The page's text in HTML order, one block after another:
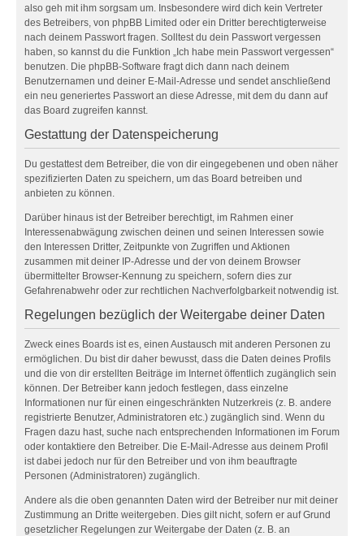
also geh mit ihm sorgsam um. Insbesondere wird dich kein Vertreter
des Betreibers, von phpBB Limited oder ein Dritter berechtigterweise
nach deinem Passwort fragen. Solltest du dein Passwort vergessen
haben, so kannst du die Funktion „Ich habe mein Passwort vergessen“
benutzen. Die phpBB-Software fragt dich dann nach deinem
Benutzernamen und deiner E-Mail-Adresse und sendet anschließend
ein neu generiertes Passwort an diese Adresse, mit dem du dann auf
das Board zugreifen kannst.
Gestattung der Datenspeicherung
Du gestattest dem Betreiber, die von dir eingegebenen und oben näher
spezifizierten Daten zu speichern, um das Board betreiben und
anbieten zu können.
Darüber hinaus ist der Betreiber berechtigt, im Rahmen einer
Interessenabwägung zwischen deinen und seinen Interessen sowie
den Interessen Dritter, Zeitpunkte von Zugriffen und Aktionen
zusammen mit deiner IP-Adresse und der von deinem Browser
übermittelter Browser-Kennung zu speichern, sofern dies zur
Gefahrenabwehr oder zur rechtlichen Nachverfolgbarkeit notwendig ist.
Regelungen bezüglich der Weitergabe deiner Daten
Zweck eines Boards ist es, einen Austausch mit anderen Personen zu
ermöglichen. Du bist dir daher bewusst, dass die Daten deines Profils
und die von dir erstellten Beiträge im Internet öffentlich zugänglich sein
können. Der Betreiber kann jedoch festlegen, dass einzelne
Informationen nur für einen eingeschränkten Nutzerkreis (z. B. andere
registrierte Benutzer, Administratoren etc.) zugänglich sind. Wenn du
Fragen dazu hast, suche nach entsprechenden Informationen im Forum
oder kontaktiere den Betreiber. Die E-Mail-Adresse aus deinem Profil
ist dabei jedoch nur für den Betreiber und von ihm beauftragte
Personen (Administratoren) zugänglich.
Andere als die oben genannten Daten wird der Betreiber nur mit deiner
Zustimmung an Dritte weitergeben. Dies gilt nicht, sofern er auf Grund
gesetzlicher Regelungen zur Weitergabe der Daten (z. B. an